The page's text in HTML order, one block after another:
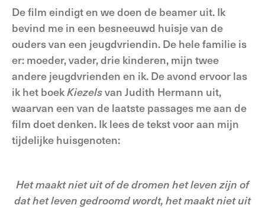
De film eindigt en we doen de beamer uit. Ik
bevind me in een besneeuwd huisje van de
ouders van een jeugdvriendin. De hele familie is
er: moeder, vader, drie kinderen, mijn twee
andere jeugdvrienden en ik. De avond ervoor las
ik het boekKiezelsvan Judith Hermann uit,
waarvan een van de laatste passages me aan de
film doet denken. Ik lees de tekst voor aan mijn
tijdelijke huisgenoten:
Het maakt niet uit of de dromen het leven zijn of
dat het leven gedroomd wordt, het maakt niet uit